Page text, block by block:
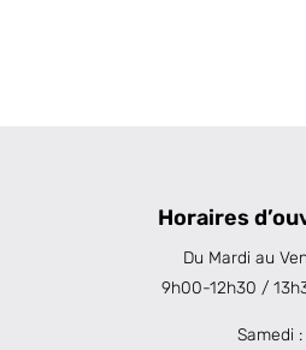
Horaires
Du Mardi au
9h00-12h30 /
Samedi :